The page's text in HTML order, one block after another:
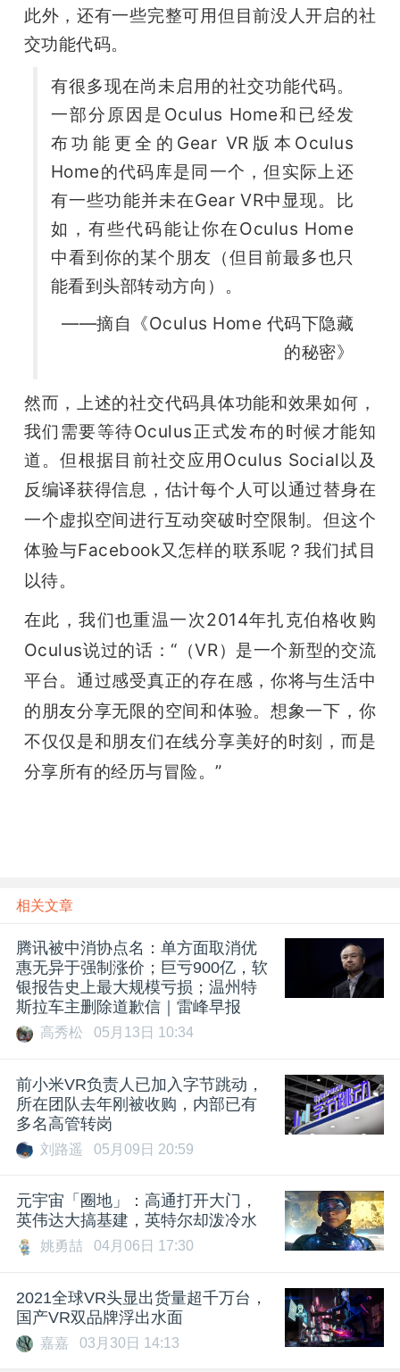
此外，还有一些完整可用但目前没人开启的社
交功能代码。
有很多现在尚未启用的社交功能代码。
一部分原因是Oculus Home和已经发
布功能更全的Gear VR版本Oculus
Home的代码库是同一个，但实际上还
有一些功能并未在Gear VR中显现。比
如，有些代码能让你在Oculus Home
中看到你的某个朋友（但目前最多也只
能看到头部转动方向）。
——摘自《Oculus Home 代码下隐藏
的秘密》
然而，上述的社交代码具体功能和效果如何，
我们需要等待Oculus正式发布的时候才能知
道。但根据目前社交应用Oculus Social以及
反编译获得信息， 估计每个人可以通过替身在
一个虚拟空间进行互动突破时空限制。但这个
体验与Facebook又怎样的联系呢？我们拭目
以待。
在此，我们也重温一次2014年扎克伯格收购
Oculus说过的话：“（VR）是一个新型的交流
平台。通过感受真正的存在感，你将与生活中
的朋友分享无限的空间和体验。想象一下，你
不仅仅是和朋友们在线分享美好的时刻，而是
分享所有的经历与冒险。”
相关文章
腾讯被中消协点名：单方面取消优
惠无异于强制涨价；巨亏900亿，软
银报告史上最大规模亏损；温州特
斯拉车主删除道歉信｜雷峰早报
高秀松 05月13日 10:34
前小米VR负责人已加入字节跳动，
所在团队去年刚被收购，内部已有
多名高管转岗
刘路遥 05月09日 20:59
元宇宙「圈地」：高通打开大门，
英伟达大搞基建，英特尔却泼冷水
姚勇喆 04月06日 17:30
2021全球VR头显出货量超千万台，
国产VR双品牌浮出水面
嘉嘉 03月30日 14:13